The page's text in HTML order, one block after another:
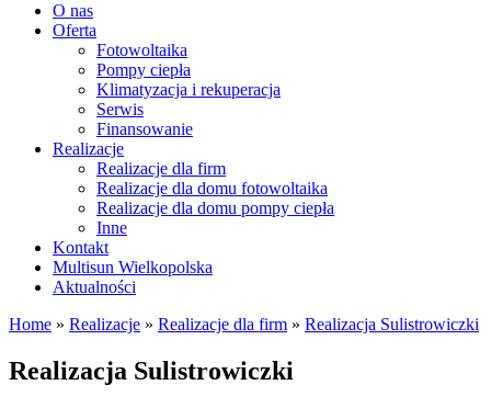
O nas
Oferta
Fotowoltaika
Pompy ciepła
Klimatyzacja i rekuperacja
Serwis
Finansowanie
Realizacje
Realizacje dla firm
Realizacje dla domu fotowoltaika
Realizacje dla domu pompy ciepła
Inne
Kontakt
Multisun Wielkopolska
Aktualności
Home » Realizacje » Realizacje dla firm » Realizacja Sulistrowiczki
Realizacja Sulistrowiczki